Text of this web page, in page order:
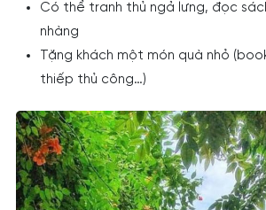
Có thể tranh thủ ngả lưng, đọc
nhàng
Tặng khách một món quà nhỏ
thiếp thủ công…)